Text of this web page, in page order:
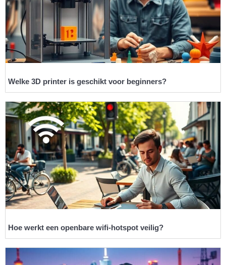
Welke 3D printer is geschikt voor beginners?
Hoe werkt een openbare wifi-hotspot veilig?